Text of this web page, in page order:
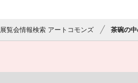
展覧会情報検索 アートコモンズ 茶碗の